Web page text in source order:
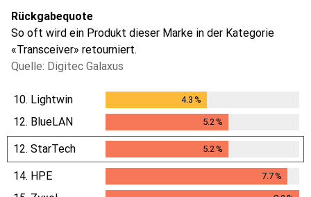
Rückgabequote
So oft wird ein Produkt dieser Marke in der Kategorie
«Transceiver» retourniert.
Quelle: Digitec Galaxus
10. Lightwin 4.3 %
12. BlueLAN 5.2 %
12. StarTech 5.2 %
14. HPE 7.7%
7.7%